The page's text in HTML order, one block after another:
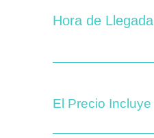
Hora de Llegada
El Precio Incluye